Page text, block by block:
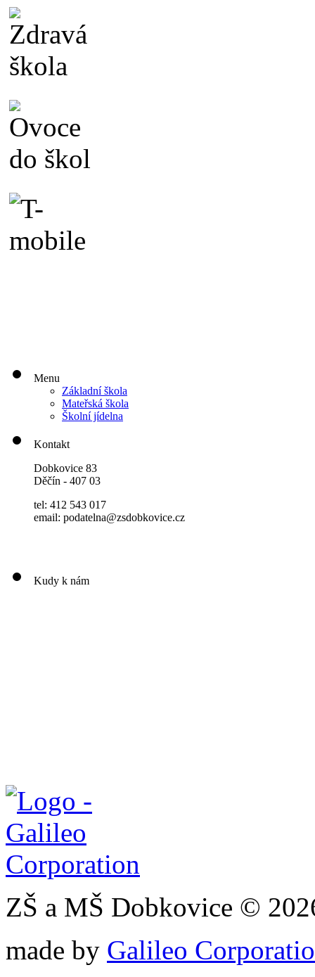
Menu
Základní škola
Mateřská škola
Školní jídelna
Kontakt
Dobkovice 83
Děčín - 407 03
tel: 412 543 017
email: podatelna@zsdobkovice.cz
Kudy k nám
ZŠ a MŠ Dobkovice ©
made by Galileo